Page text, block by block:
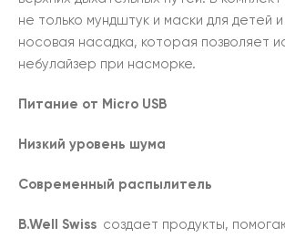
не только мундштук и маски для детей
носовая насадка, которая позволяет
небулайзер при насморке.
Питание от Micro USB
Низкий уровень шума
Современный распылитель
B.Well Swiss создает продукты,